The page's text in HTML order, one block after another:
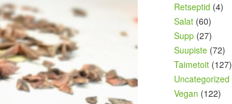
Retseptid (4)
Salat (60)
Supp (27)
Suupiste (72)
Taimetoit (127)
Uncategorized
Vegan (122)